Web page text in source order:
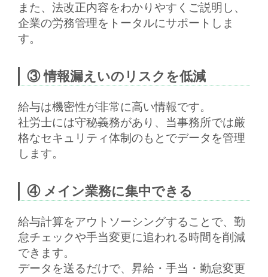
また、法改正内容をわかりやすくご説明 し、
企業の労務管理をトータルにサポートしま
す。
③ 情報漏えいのリスクを低減
給与は機密性が非常に高い情報です。
社労士には守秘義務があり、当事務所では厳
格なセキュリティ体制のもとでデータを管理
します。
④ メイン業務に集中できる
給与計算をアウトソーシングすることで、勤
怠チェックや手当変更に追われる時間を削減
できます。
データを送るだけで、昇給・手当・勤怠変更